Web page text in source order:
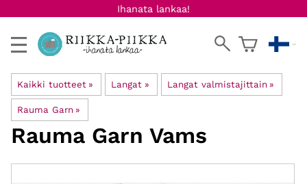
Ihanata lankaa!
Kaikki tuotteet ‪» Langat ‪» Langat valmistajittain ‪»
Rauma Garn ‪»
Rauma Garn Vams